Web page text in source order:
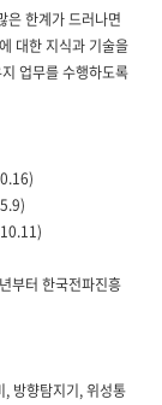
은 한계가 드러나면
대한 지식과 기술을
업무를 수행하도록
부터 한국전파진흥
방향탐지기, 위성통